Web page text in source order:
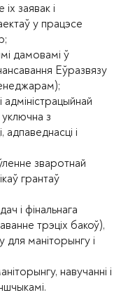
заявак і
у працэсе
дамовамі ў
Еўразвязу
з
адпаведнасці і
зваротнай
грантаў
і фінальнага
трэціх бакоў),
для маніторынгу і
навучанні і